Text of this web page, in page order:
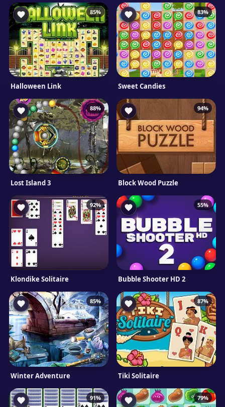
85%
Halloween Link
83%
Sweet Candies
88%
Lost Island 3
94%
Block Wood Puzzle
92%
Klondike Solitaire
55%
Bubble Shooter HD 2
85%
Winter Adventure
87%
Tiki Solitaire
91% 79%